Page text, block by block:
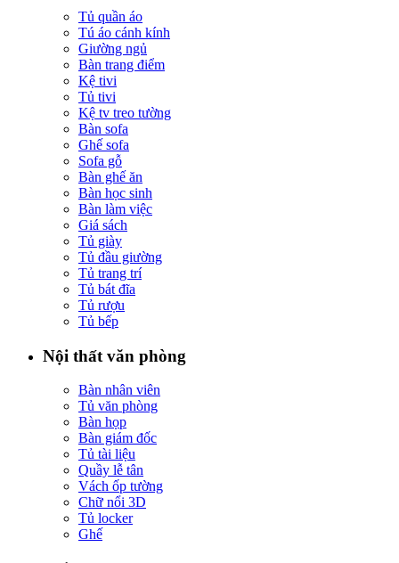
Tủ quần áo
Tú áo cánh kính
Giường ngủ
Bàn trang điểm
Kệ tivi
Tủ tivi
Kệ tv treo tường
Bàn sofa
Ghế sofa
Sofa gỗ
Bàn ghế ăn
Bàn học sinh
Bàn làm việc
Giá sách
Tủ giày
Tủ đầu giường
Tủ trang trí
Tủ bát đĩa
Tủ rượu
Tủ bếp
Nội thất văn phòng
Bàn nhân viên
Tủ văn phòng
Bàn họp
Bàn giám đốc
Tủ tài liệu
Quầy lễ tân
Vách ốp tường
Chữ nổi 3D
Tủ locker
Ghế